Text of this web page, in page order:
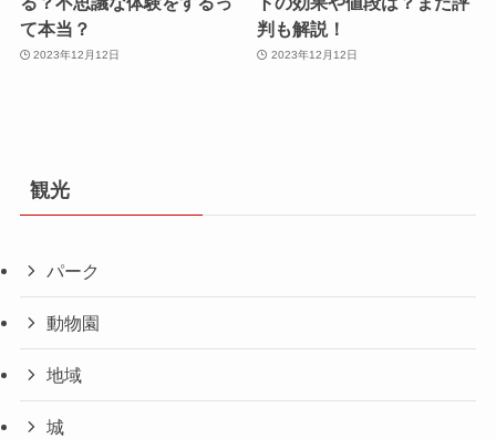
て本当？
2023年12月12日
判も解説！
2023年12月12日
観光
パーク
動物園
地域
城